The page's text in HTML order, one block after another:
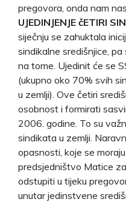
pregovora, onda nam
UJEDINJENJE čETIRI
siječnju se zahuktala
sindikalne središnjice,
na tome. Ujedinit će se
(ukupno oko 70% svih
u zemlji). Ove četiri
osobnost i formirati
2006. godine. To su
sindikata u zemlji.
opasnosti, koje se
predsjedništvo Matice
odstupiti u tijeku
unutar jedinstvene